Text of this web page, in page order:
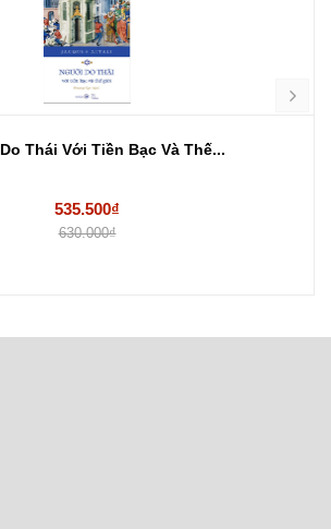
Lực Lượng Phụ Trợ Tại Đông Dương 1951-